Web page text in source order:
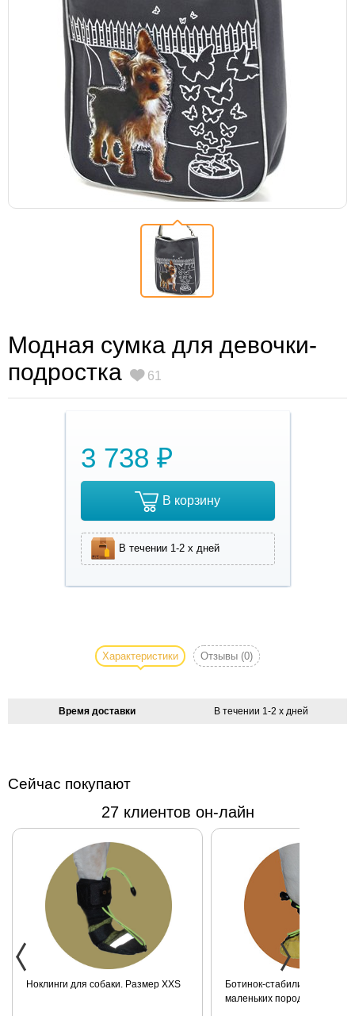
Модная сумка для девочки-
подростка
61
3 738 ₽
В корзину
В течении 1-2 х дней
из плотной
изображающей
популярную
Внутри- карман
для мобильного
документов и
карман на
молнии. Ручки из
очень мягкой
искусственной
кожи
серебристого
Характеристики Отзывы (0)
Время доставки В течении 1-2 х дней
Сейчас покупают
27 клиентов он-лайн
Ноклинги для собаки. Размер XXS
Ботинок-стабилизатор для
маленьких пород для